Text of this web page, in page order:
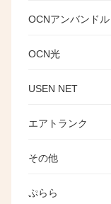
OCNアンバンドル
OCN光
USEN NET
エアトランク
その他
ぷらら